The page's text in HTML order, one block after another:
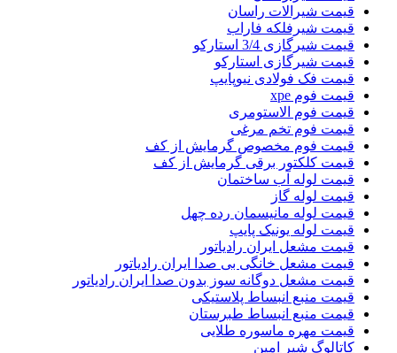
قیمت شیرالات راسان
قیمت شیرفلکه فاراب
قیمت شیرگازی 3/4 استارکو
قیمت شیرگازی استارکو
قیمت فک فولادی نیوپایپ
قیمت فوم xpe
قیمت فوم الاستومری
قیمت فوم تخم مرغی
قیمت فوم مخصوص گرمایش از کف
قیمت کلکتور برقی گرمایش از کف
قیمت لوله آب ساختمان
قیمت لوله گاز
قیمت لوله مانیسمان رده چهل
قیمت لوله یونیک پایپ
قیمت مشعل ایران رادیاتور
قیمت مشعل خانگی بی صدا ایران رادیاتور
قیمت مشعل دوگانه سوز بدون صدا ایران رادیاتور
قیمت منبع انبساط پلاستیکی
قیمت منبع انبساط طبرستان
قیمت مهره ماسوره طلایی
کاتالوگ شیر امین